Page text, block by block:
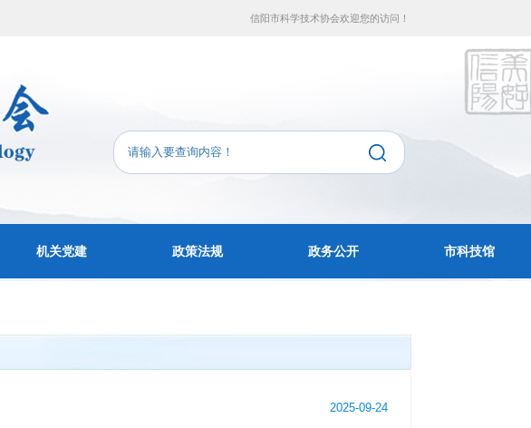
信阳市科学技术协会欢迎您的访问！
机关党建 政策法规 政务公开 市科技馆
2025-09-24